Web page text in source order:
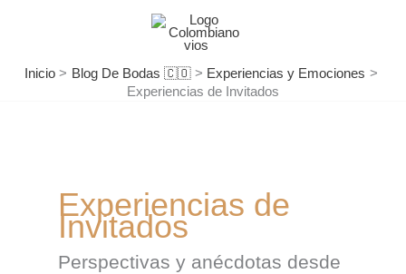
Inicio
Blog De Bodas 🇨🇴
Experiencias y Emociones
Experiencias de Invitados
Experiencias de
Invitados
Perspectivas y anécdotas desde